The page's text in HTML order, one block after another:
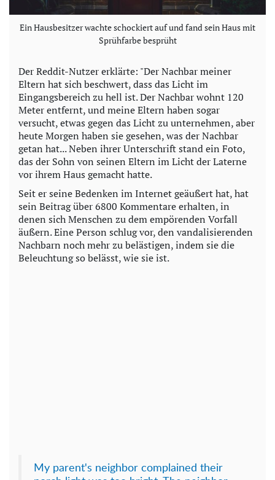
Ein Hausbesitzer wachte schockiert auf und fand sein Haus mit
Sprühfarbe besprüht
Der Reddit-Nutzer erklärte: "Der Nachbar meiner
Eltern hat sich beschwert, dass das Licht im
Eingangsbereich zu hell ist. Der Nachbar wohnt 120
Meter entfernt, und meine Eltern haben sogar
versucht, etwas gegen das Licht zu unternehmen, aber
heute Morgen haben sie gesehen, was der Nachbar
getan hat... Neben ihrer Unterschrift stand ein Foto,
das der Sohn von seinen Eltern im Licht der Laterne
vor ihrem Haus gemacht hatte.
Seit er seine Bedenken im Internet geäußert hat, hat
sein Beitrag über 6800 Kommentare erhalten, in
denen sich Menschen zu dem empörenden Vorfall
äußern. Eine Person schlug vor, den vandalisierenden
Nachbarn noch mehr zu belästigen, indem sie die
Beleuchtung so belässt, wie sie ist.
My parent's neighbor complained their